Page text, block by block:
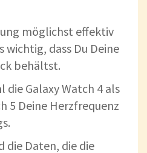
möglichst effektiv
wichtig, dass Du Deine
behältst.
die Galaxy Watch 4 als
5 Deine Herzfrequenz
die Daten, die die